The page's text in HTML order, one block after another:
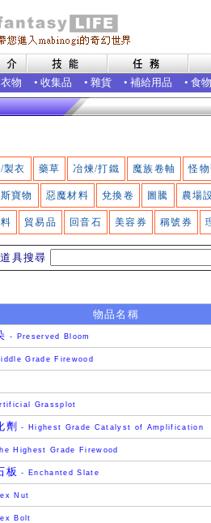
衣物 • 收集品 • 雜貨 • 補給用品 • 食物
製衣 藥草 冶煉/打鐵 魔族卷軸 怪
寶物 惡魔材料 兌換卷 圖騰 農場
貿易品 回音石 美容券 稱號券
具搜尋
物品名稱
- Preserved Bloom
Grade Firewood
Grassplot
劑
- Highest Grade Catalyst of Amplification
Highest Grade Firewood
板 - Enchanted Slate
Nut
Bolt